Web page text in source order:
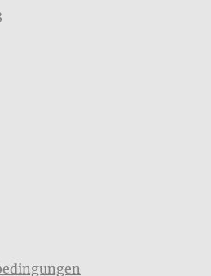
Mastodon